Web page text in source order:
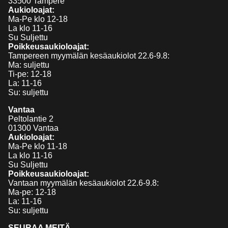
Aukioloajat:
Ma-Pe klo 12-18
La klo 11-16
Su Suljettu
Poikkeusaukioloajat:
Tampereen myymälän kesäaukiolot 22.6-9.8:
Ma: suljettu
Ti-pe: 12-18
La: 11-16
Su: suljettu
Vantaa
Peltolantie 2
01300 Vantaa
Aukioloajat:
Ma-Pe klo 11-18
La klo 11-16
Su Suljettu
Poikkeusaukioloajat:
Vantaan myymälän kesäaukiolot 22.6-9.8:
Ma-pe: 12-18
La: 11-16
Su: suljettu